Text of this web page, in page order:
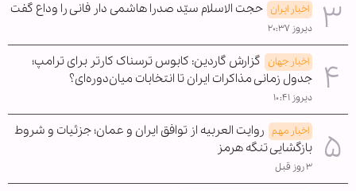
اخبار ایران حجت الاسلام سیّد صدرا هاشمی دار فانی را وداع گفت
دیروز ۲۰:۳۷
اخبار جهان گزارش گاردین: کابوس ترسناک کارتر برای ترامپ؛
جدول زمانی مذاکرات ایران تا انتخابات میان‌دوره‌ای؟
دیروز ۱۰:۴۱
اخبار مهم روایت العربیه از توافق ایران و عمان؛ جزئیات و شروط
بازگشایی تنگه هرمز
۳ روز قبل